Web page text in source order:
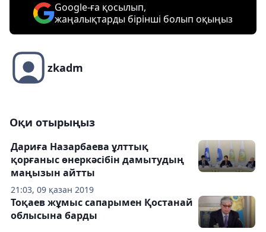
Google-ға қосылып,
жаңалықтарды бірінші болып оқыңыз
zkadm
Оқи отырыңыз
21:03, 09 қазан 2019
Дариға Назарбаева ұлттық
қорғаныс өнеркәсібін дамытудың
маңызын айтты
Тоқаев жұмыс сапарымен Қостанай
облысына барды